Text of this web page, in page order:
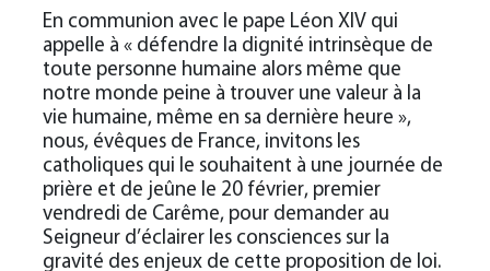
En communion avec le pape Léon XIV qui
appelle à « défendre la dignité intrinsèque de
toute personne humaine alors même que
notre monde peine à trouver une valeur à la
vie humaine, même en sa dernière heure »,
nous, évêques de France, invitons les
catholiques qui le souhaitent à une journée de
prière et de jeûne le 20 février, premier
vendredi de Carême, pour demander au
Seigneur d’éclairer les consciences sur la
gravité des enjeux de cette proposition de loi.